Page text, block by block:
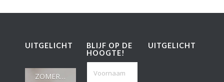
UITGELICHT
ZOMERWEER IN MADRID
BLIJF OP DE
HOOGTE!
UITGELICHT